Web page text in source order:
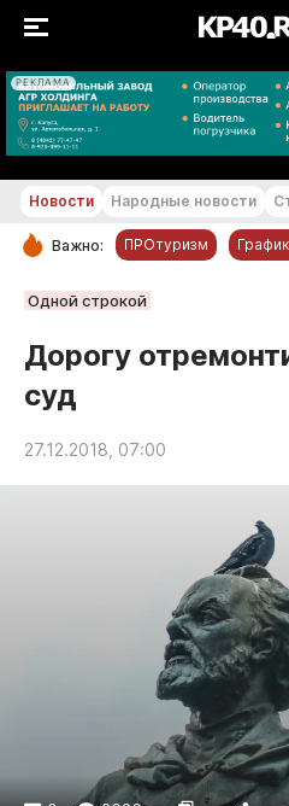
РЕКЛАМА
РУБРИКИ
Новости компаний
Народные новости
Авто и транспорт
Недвижимость и
Образование
Общество
Праздники
Новости Народные новости
Важно: ПРОтуризм
Одной строкой
Дорогу
суд
27.12.2018, 07:00